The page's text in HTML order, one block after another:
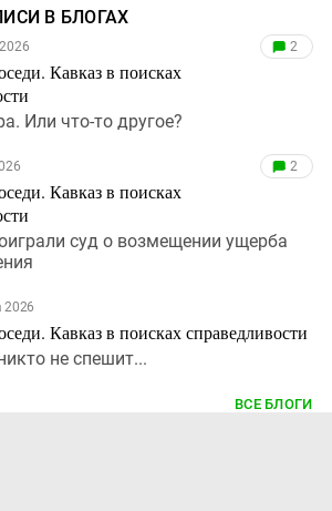
В БЛОГАХ
Кавказ в поисках
2
Или что-то другое?
Кавказ в поисках
2
суд о возмещении ущерба
2026
Кавказ в поисках справедливости
не спешит...
ВСЕ БЛОГИ